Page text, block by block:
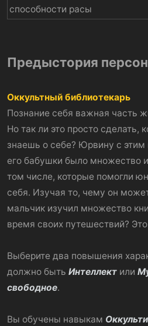
способности расы
Предыстория
Оккультный библиотекарь
Познание себя важная часть
Но так ли это просто сделать,
знаешь о себе? Юрвину с
его бабушки было множество
том числе, которые помогли
себя. Изучая то, чему он
мальчик изучил множество
время своих путешествий?
Выберите два повышения
должно быть Интеллект или
свободное.
Вы обучены навыкам